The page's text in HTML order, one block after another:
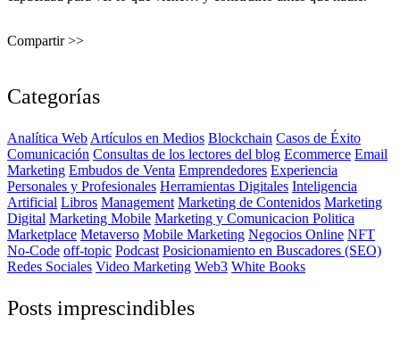
Compartir >>
Categorías
Analítica Web Artículos en Medios Blockchain Casos de Éxito
Comunicación Consultas de los lectores del blog Ecommerce Email
Marketing Embudos de Venta Emprendedores Experiencia
Personales y Profesionales Herramientas Digitales Inteligencia
Artificial Libros Management Marketing de Contenidos Marketing
Digital Marketing Mobile Marketing y Comunicacion Politica
Marketplace Metaverso Mobile Marketing Negocios Online NFT
No-Code off-topic Podcast Posicionamiento en Buscadores (SEO)
Redes Sociales Video Marketing Web3 White Books
Posts imprescindibles